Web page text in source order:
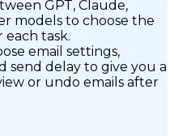
GPT, Claude,
models to choose the
each task.
email settings,
send delay to give you a
or undo emails after